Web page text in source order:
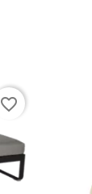
favorite_border